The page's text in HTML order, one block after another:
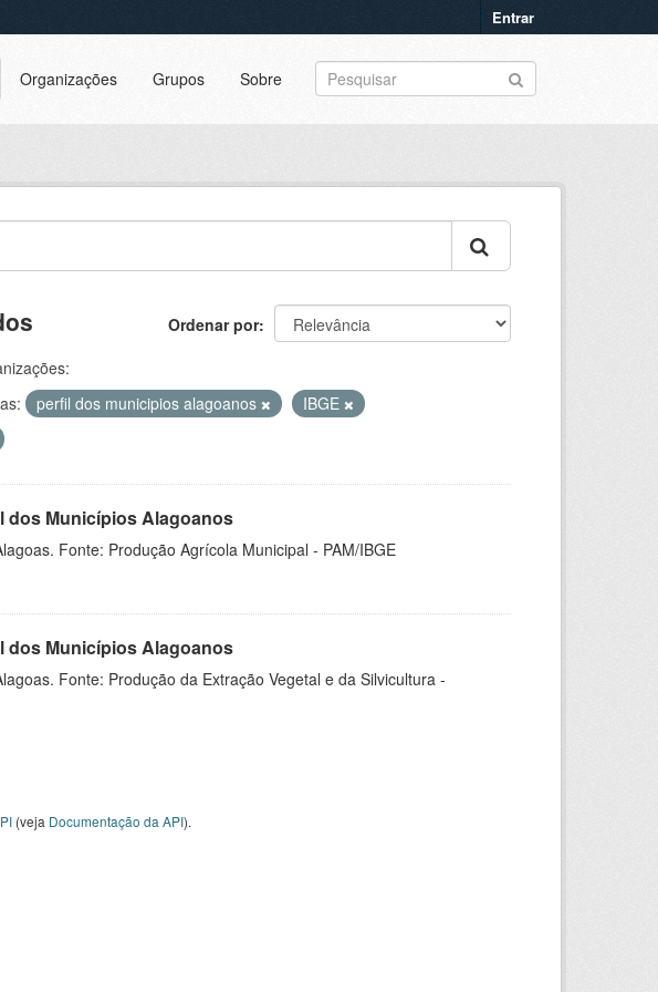
Entrar
Organizações Grupos Sobre
Ordenar por
perfil dos municipios alagoanos
IBGE
dos Municípios Alagoanos
Fonte: Produção Agrícola Municipal - PAM/IBGE
dos Municípios Alagoanos
Fonte: Produção da Extração Vegetal e da Silvicultura -
(veja Documentação da API).